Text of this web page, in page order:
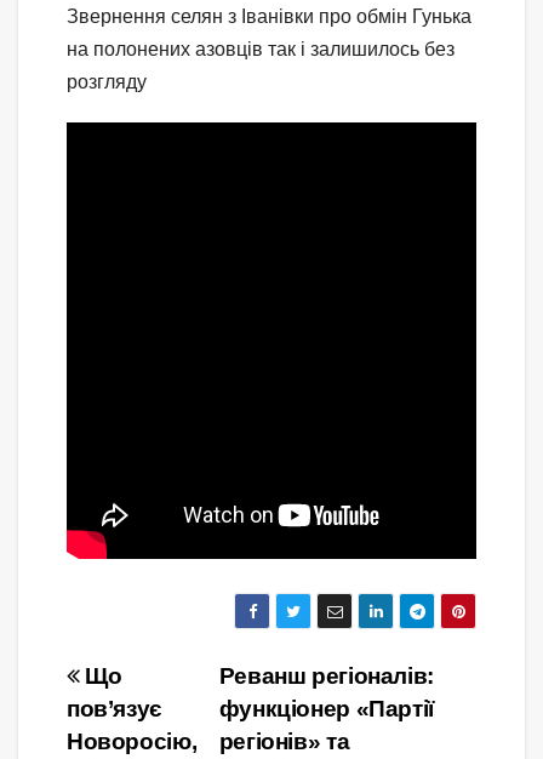
Звернення селян з Іванівки про обмін Гунька
на полонених азовців так і залишилось без
розгляду
Навігація
записів
Реванш регіоналів:
функціонер «Партії
регіонів» та
Що
пов’язує
Новоросію,